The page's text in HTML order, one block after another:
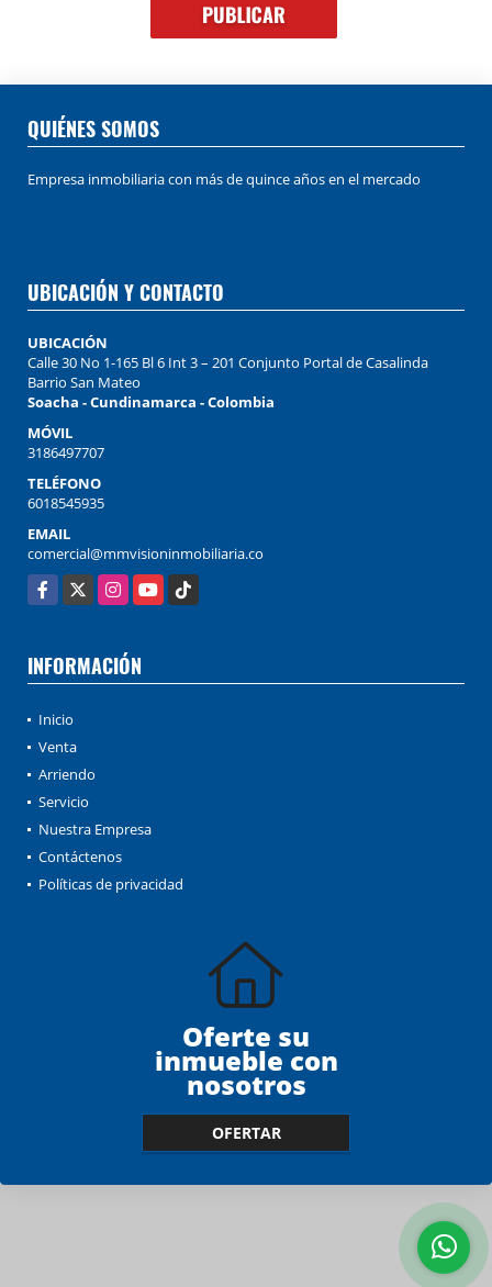
QUIÉNES SOMOS
Empresa inmobiliaria con más de quince años en el mercado
UBICACIÓN Y CONTACTO
UBICACIÓN
Calle 30 No 1-165 Bl 6 Int 3 – 201 Conjunto Portal de Casalinda
Barrio San Mateo
Soacha - Cundinamarca - Colombia
MÓVIL
3186497707
TELÉFONO
6018545935
EMAIL
comercial@mmvisioninmobiliaria.co
Facebook
X InstagramYouTubeTikTok
INFORMACIÓN
Inicio
Venta
Arriendo
Servicio
Nuestra Empresa
Contáctenos
Políticas de privacidad
Oferte su
inmueble con
nosotros
OFERTAR